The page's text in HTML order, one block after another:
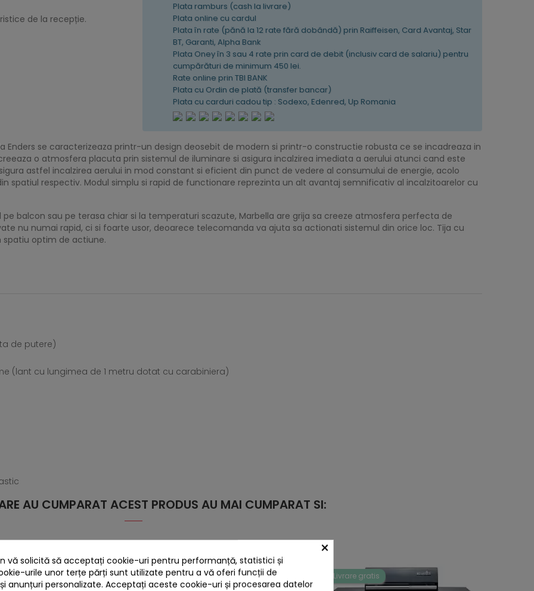
de la recepție.
Plata ramburs (cash la livrare)
Plata online cu cardul
Plata în rate (pănă la 12 rate fără dobândă) prin Raiffeisen, Card Avantaj, Star
BT, Garanti, Alpha Bank
Plata Oney în 3 sau 4 rate prin card de debit (inclusiv card de salariu) pentru
cumpărături de minimum 450 lei.
Rate online prin TBI BANK
Plata cu Ordin de plată (transfer bancar)
Plata cu carduri cadou tip : Sodexo, Edenred, Up Romania
Enders se caracterizeaza printr-un design deosebit de modern si printr-o constructie robusta ce se incadreaza in
o atmosfera placuta prin sistemul de iluminare si asigura incalzirea imediata a aerului atunci cand este
astfel incalzirea aerului in mod constant si eficient din punct de vedere al consumului de energie, acolo
spatiul respectiv. Modul simplu si rapid de functionare reprezinta un alt avantaj semnificativ al incalzitoarelor cu
balcon sau pe terasa chiar si la temperaturi scazute, Marbella are grija sa creeze atmosfera perfecta de
nu numai rapid, ci si foarte usor, deoarece telecomanda va ajuta sa actionati sistemul din orice loc. Tija cu
spatiu optim de actiune.
de putere)
(lant cu lungimea de 1 metru dotat cu carabiniera)
AU CUMPARAT ACEST PRODUS AU MAI CUMPARAT SI:
gratis Livrare gratis
×
vă solicită să acceptați cookie-uri pentru performanță, statistici și
urile unor terțe părți sunt utilizate pentru a vă oferi funcții de
anunțuri personalizate. Acceptați aceste cookie-uri și procesarea datelor